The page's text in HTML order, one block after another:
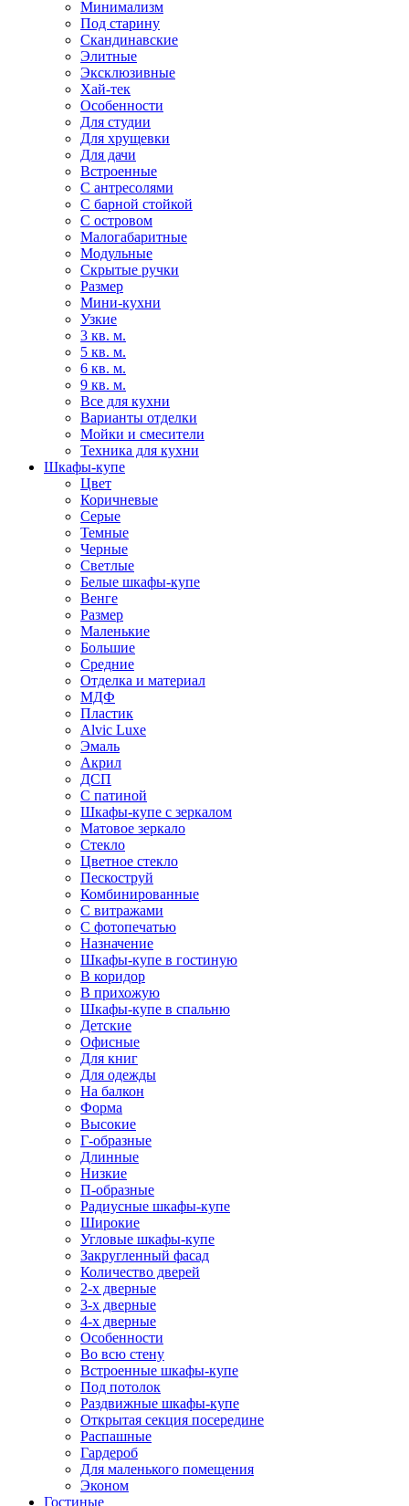
Минимализм
Под старину
Скандинавские
Элитные
Эксклюзивные
Хай-тек
Особенности
Для студии
Для хрущевки
Для дачи
Встроенные
С антресолями
С барной стойкой
С островом
Малогабаритные
Модульные
Скрытые ручки
Размер
Мини-кухни
Узкие
3 кв. м.
5 кв. м.
6 кв. м.
9 кв. м.
Все для кухни
Варианты отделки
Мойки и смесители
Техника для кухни
Шкафы-купе
Цвет
Коричневые
Серые
Темные
Черные
Светлые
Белые шкафы-купе
Венге
Размер
Маленькие
Большие
Средние
Отделка и материал
МДФ
Пластик
Alvic Luxe
Эмаль
Акрил
ДСП
С патиной
Шкафы-купе с зеркалом
Матовое зеркало
Стекло
Цветное стекло
Пескоструй
Комбинированные
С витражами
С фотопечатью
Назначение
Шкафы-купе в гостиную
В коридор
В прихожую
Шкафы-купе в спальню
Детские
Офисные
Для книг
Для одежды
На балкон
Форма
Высокие
Г-образные
Длинные
Низкие
П-образные
Радиусные шкафы-купе
Широкие
Угловые шкафы-купе
Закругленный фасад
Количество дверей
2-х дверные
3-х дверные
4-х дверные
Особенности
Во всю стену
Встроенные шкафы-купе
Под потолок
Раздвижные шкафы-купе
Открытая секция посередине
Распашные
Гардероб
Для маленького помещения
Эконом
Гостиные